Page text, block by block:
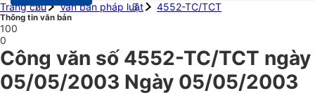
Trang chủ
Văn bản pháp luật 4552-TC/TCT
Thông tin văn bản
100
0
Công văn số 4552-TC/TCT ngày
05/05/2003 Ngày 05/05/2003